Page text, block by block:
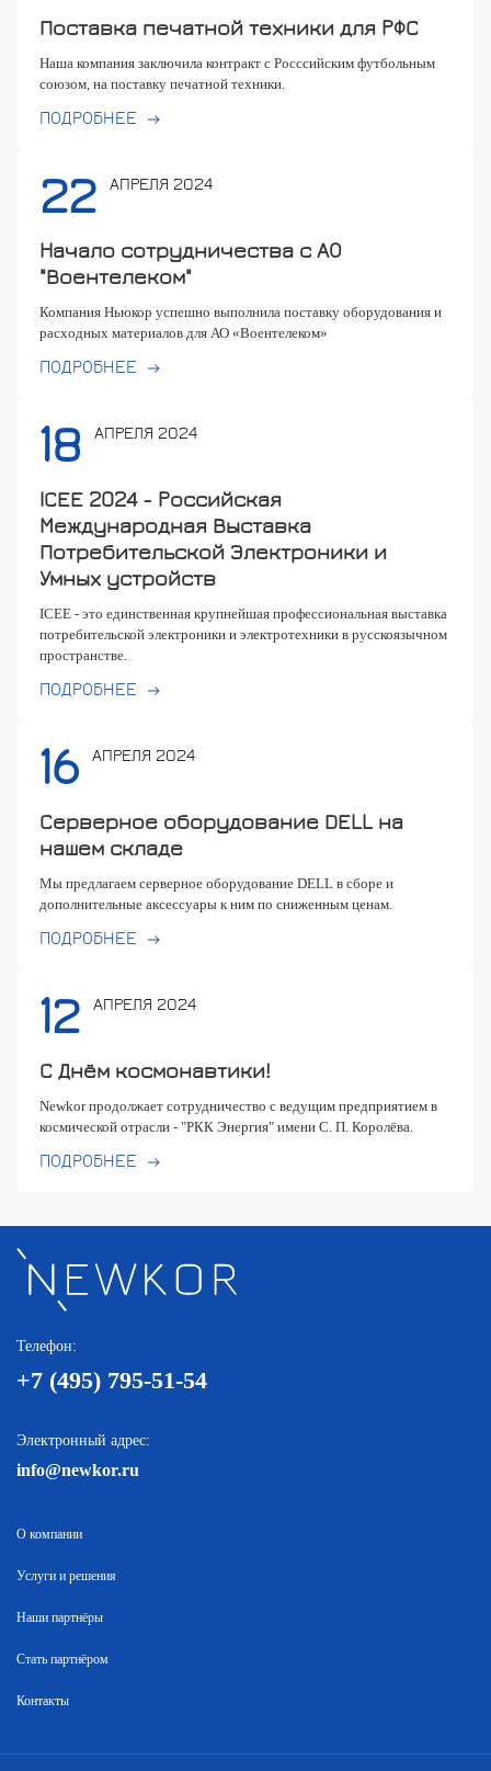
Поставка печатной техники для РФС
Наша компания заключила контракт с Росссийским футбольным
союзом, на поставку печатной техники.
ПОДРОБНЕЕ
22 АПРЕЛЯ 2024
Начало сотрудничества с АО
"Воентелеком"
Компания Ньюкор успешно выполнила поставку оборудования и
расходных материалов для АО «Воентелеком»
ПОДРОБНЕЕ
18 АПРЕЛЯ 2024
ICEE 2024 - Российская
Международная Выставка
Потребительской Электроники и
Умных устройств
ICEE - это единственная крупнейшая профессиональная выставка
потребительской электроники и электротехники в русскоязычном
пространстве.
ПОДРОБНЕЕ
16 АПРЕЛЯ 2024
Серверное оборудование DELL на
нашем складе
Мы предлагаем серверное оборудование DELL в сборе и
дополнительные аксессуары к ним по сниженным ценам.
ПОДРОБНЕЕ
12 АПРЕЛЯ 2024
С Днём космонавтики!
Newkor продолжает сотрудничество с ведущим предприятием в
космической отрасли - "РКК Энергия" имени С. П. Королёва.
ПОДРОБНЕЕ
Телефон:
+7 (495) 795-51-54
Электронный адрес:
info@newkor.ru
О компании
Услуги и решения
Наши партнёры
Стать партнёром
Контакты